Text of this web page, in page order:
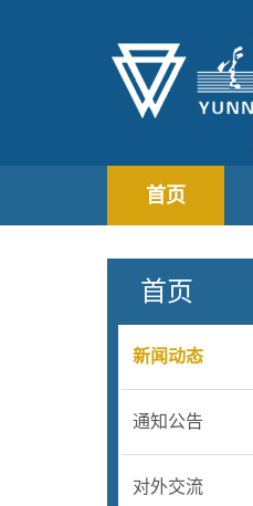
首页
首页
新闻动态
通知公告
对外交流